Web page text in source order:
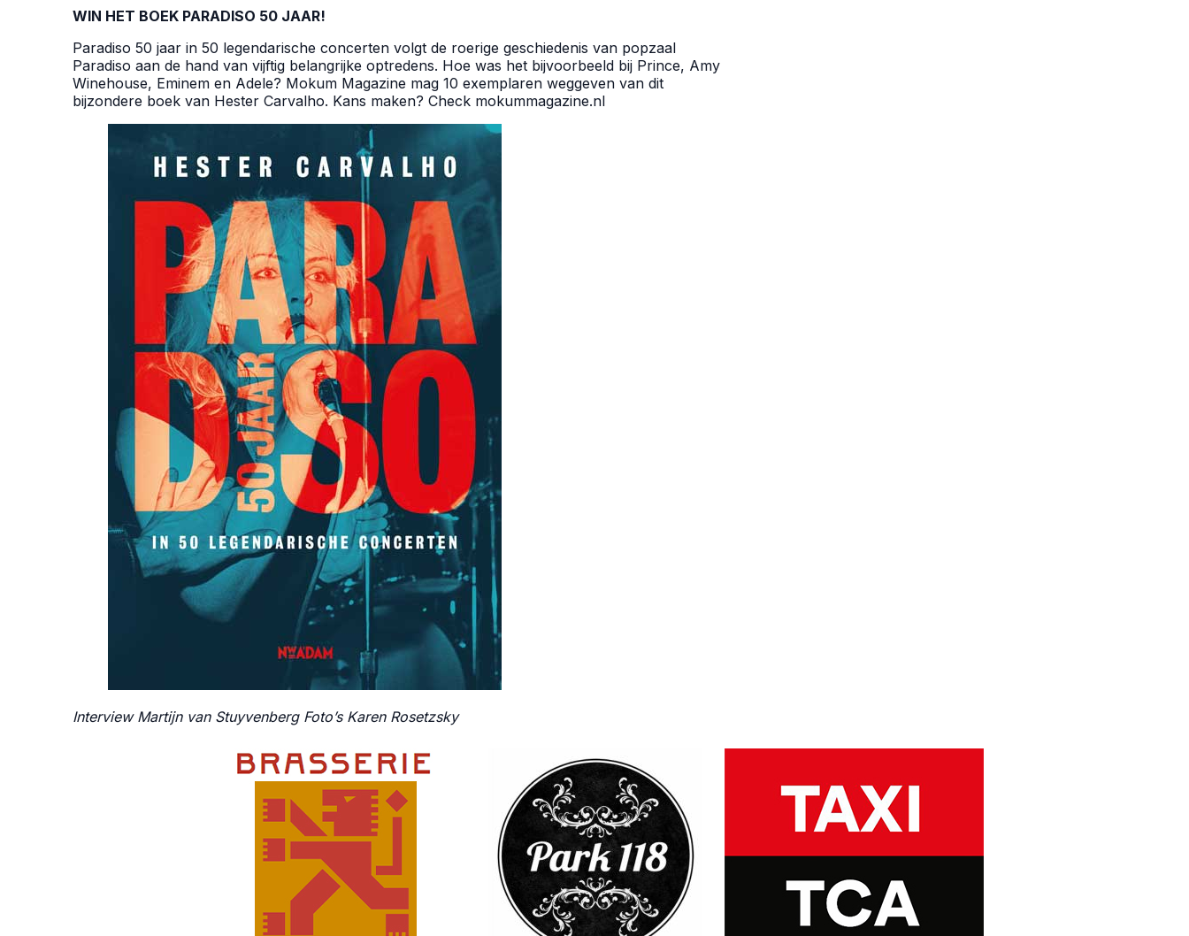
WIN HET BOEK PARADISO 50 JAAR!
Paradiso 50 jaar in 50 legendarische concerten volgt de roerige geschiedenis van popzaal
Paradiso aan de hand van vijftig belangrijke optredens. Hoe was het bijvoorbeeld bij Prince, Amy
Winehouse, Eminem en Adele? Mokum Magazine mag 10 exemplaren weggeven van dit
bijzondere boek van Hester Carvalho. Kans maken? Check mokummagazine.nl
Interview Martijn van Stuyvenberg Foto’s Karen Rosetzsky